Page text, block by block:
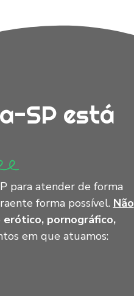
SP está
para atender de forma
forma possível. Não
erótico, pornográfico,
em que atuamos: